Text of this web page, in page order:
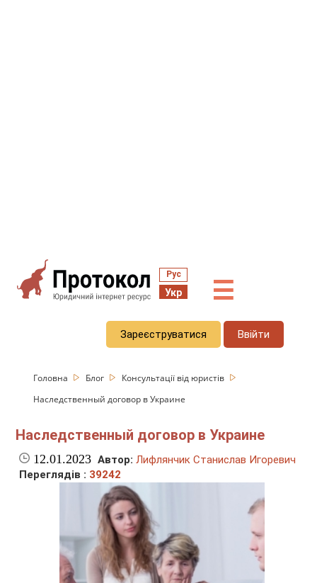
Рус
Укр ☰
Зареєструватися Ввійти
Головна Блог
Консультації від юристів
Наследственный договор в Украине
Наследственный договор в Украине
12.01.2023 Автор: Лифлянчик Станислав Игоревич
Переглядів : 39242